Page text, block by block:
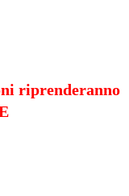
riprenderanno